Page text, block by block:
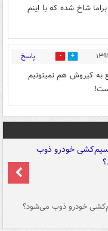
شاخ شده که با اینم
0 پاسخ
به کیروش هم نمیتونیم
خودرو ذوب می‌شود؟